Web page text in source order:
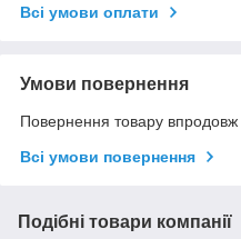
Всі умови оплати
Умови повернення
Повернення товару впродовж
Всі умови повернення
Подібні товари компанії